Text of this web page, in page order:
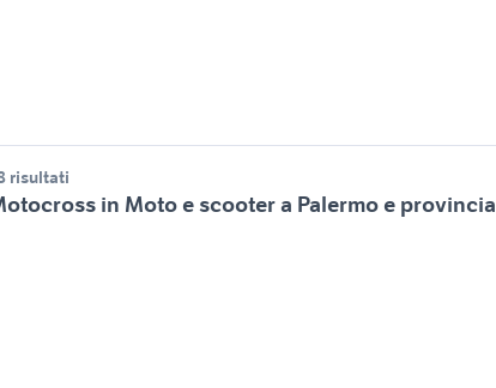
risultati
in Moto e scooter a Palermo e provincia